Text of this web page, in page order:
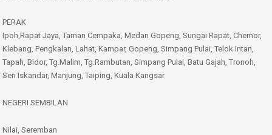
PERAK
Ipoh,Rapat Jaya, Taman Cempaka, Medan Gopeng, Sungai Rapat, Chemor,
Klebang, Pengkalan, Lahat, Kampar, Gopeng, Simpang Pulai, Telok Intan,
Tapah, Bidor, Tg.Malim, Tg.Rambutan, Simpang Pulai, Batu Gajah, Tronoh,
Seri Iskandar, Manjung, Taiping, Kuala Kangsar
NEGERI SEMBILAN
Nilai, Seremban